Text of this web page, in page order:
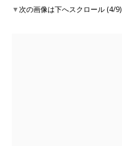
▼次の画像は下へスクロール (4/9)